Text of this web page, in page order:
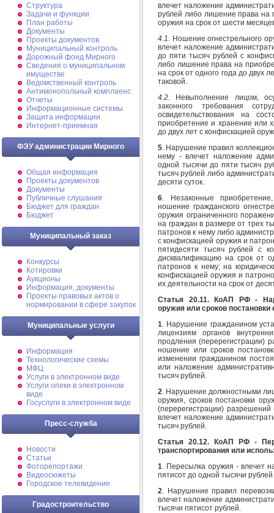
Структура
Задачи и функции
План работы
Документы
Проекты документов
Муниципальный контроль
Дорожный фонд Мирного
Cведения о муниципальном
имуществе
Ведомственный контроль
Антимонопольный комплаенс
Отчеты
Информационные системы
Защита информации
Интернет-приемная
ФЭУ администрации Мирного
Общая информация
Проекты документов
Документы
Публичные слушания
Бюджет для граждан
Бюджет
Муниципальный заказ
Конкурсы
Котировки
Аукционы
Информация, документы
Проекты правовых актов о
нормировании в сфере закупок
Муниципальные услуги
Информация
Технологические схемы
МФЦ
Услуги в электронном виде
Услуги опеки в электронном
виде
Госуслуги в электронном виде
Пресс-служба
Новости
Статьи
Фоторепортажи
Видеосюжеты
Городское телевидение
Градостроительство
влечет наложение
рублей либо лишение права на
оружия на срок от шести
4.1.
Ношение огнестрельного
влечет наложение
до пяти тысяч рублей с
либо лишение права на
на срок от одного года до двух
таковой.
4.2.
Невыполнение лицом,
законного требования
освидетельствования на
приобретение и хранение или
до двух лет с конфискацией
5 . Нарушение правил
нему - влечет наложение
одной тысячи до пяти тысяч
тысяч рублей либо
десяти суток.
6 . Незаконные
ношение гражданского
оружия ограниченного
на граждан в размере от трех
патронов к нему либо
с конфискацией оружия и
пятидесяти тысяч рублей с
дисквалификацию на срок от
патронов к нему; на
конфискацией оружия и
их деятельности на срок от
Статья 20.11. КоАП РФ -
оружия или сроков постановки
1 . Нарушение гражданином
лицензиям органов
продления (перерегистрации)
ношение или сроков
изменении гражданином
или наложение
тысяч рублей.
2 . Нарушение должностными
оружия, сроков постановки
(перерегистрации)
влечет наложение
тысяч рублей.
Статья 20.12. КоАП РФ -
транспортирования или
1 . Пересылка оружия - влечет
пятисот до одной тысячи
2 . Нарушение правил
влечет наложение
тысячи пятисот рублей.